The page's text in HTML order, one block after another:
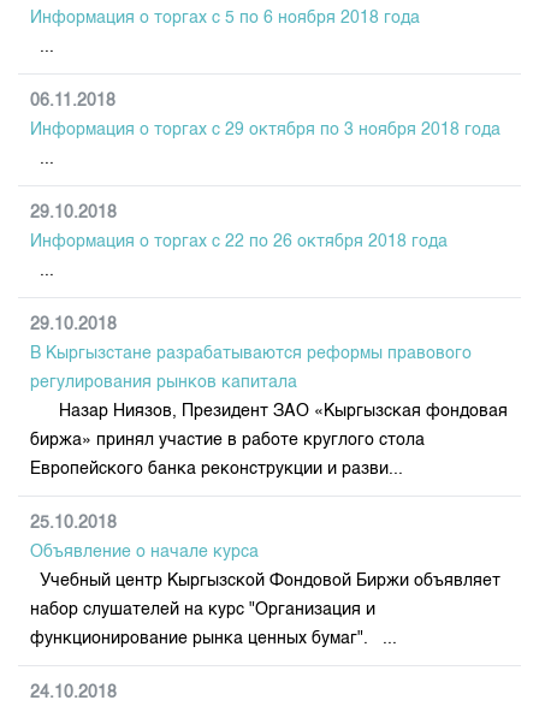
Информация о торгах c 5 по 6 ноября 2018 года
...
06.11.2018
Информация о торгах c 29 октября по 3 ноября 2018 года
...
29.10.2018
Информация о торгах c 22 по 26 октября 2018 года
...
29.10.2018
В Кыргызстане разрабатываются реформы правового
регулирования рынков капитала
Назар Ниязов, Президент ЗАО «Кыргызская фондовая
биржа» принял участие в работе круглого стола
Европейского банка реконструкции и разви...
25.10.2018
Объявление о начале курса
Учебный центр Кыргызской Фондовой Биржи объявляет
набор слушателей на курс "Организация и
функционирование рынка ценных бумаг". ...
24.10.2018